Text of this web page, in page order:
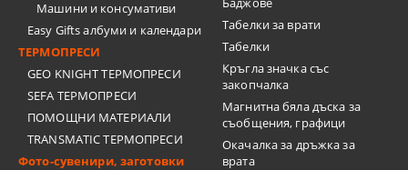
Машини и консумативи
Easy Gifts албуми и календари
ТЕРМОПРЕСИ
GEO KNIGHT ТЕРМОПРЕСИ
SEFA ТЕРМОПРЕСИ
ПОМОЩНИ МАТЕРИАЛИ
TRANSMATIC ТЕРМОПРЕСИ
Фото-сувенири, заготовки
Табелки за врати
Табелки
Кръгла значка със
закопчалка
Магнитна бяла дъска за
съобщения, графици
Окачалка за дръжка за
врата